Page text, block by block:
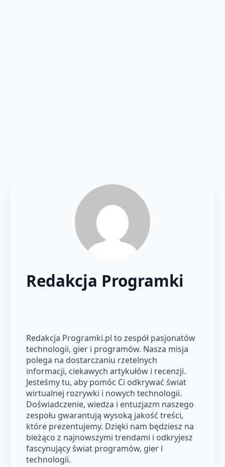
Redakcja Programki
Redakcja Programki.pl to zespół pasjonatów
technologii, gier i programów. Nasza misja
polega na dostarczaniu rzetelnych
informacji, ciekawych artykułów i recenzji.
Jesteśmy tu, aby pomóc Ci odkrywać świat
wirtualnej rozrywki i nowych technologii.
Doświadczenie, wiedza i entuzjazm naszego
zespołu gwarantują wysoką jakość treści,
które prezentujemy. Dzięki nam będziesz na
bieżąco z najnowszymi trendami i odkryjesz
fascynujący świat programów, gier i
technologii.